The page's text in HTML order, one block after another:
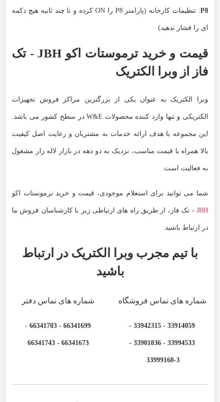
P8 : تنظیمات کارخانه (پارامتر P8 را ON کرده و تا چند ثانیه هیچ دکمه
ای را فشار ندهید)
قیمت و خرید ترموستات اکو JBH - تک
فاز از وبرا الکتریک
وبرا الکتریک به عنوان یکی از بزرگترین مراکز فروش تجهیزات
الکتریکی و تنها وارد کننده محصولات W&E در سطح کشور می باشد.
این مجموعه با هدف ارائه خدمات به مشتریان و رعایت اصل کیفیت
بالا همراه با قیمت مناسب، نزدیک به دو دهه در بازار لاله زار مشغول
به فعالیت است.
شما می توانید برای استعلام موجودی، قیمت و خرید ترموستات اکو
JBH - تک فاز، از طریق راه های ارتباطی زیر با کارشناسان فروش ما
در ارتباط باشید.
با تیم مجرب وبرا الکتریک در ارتباط
باشید
شماره های تماس فروشگاه
33914059 - 33942315 -
33994533 - 33901836 -
33999160-3 ​
شماره های تماس دفتر
66341699 - 66341703 -
66341673 - 66341743